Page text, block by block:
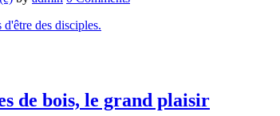
d'être des disciples.
de bois, le grand plaisir